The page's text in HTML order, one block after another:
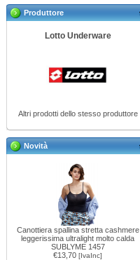
Produttore
Lotto Underware
Altri prodotti dello stesso produttore
Novità
Canottiera spallina stretta cashmere
leggerissima ultralight molto calda
SUBLYME 1457
€13,70 [IvaInc]